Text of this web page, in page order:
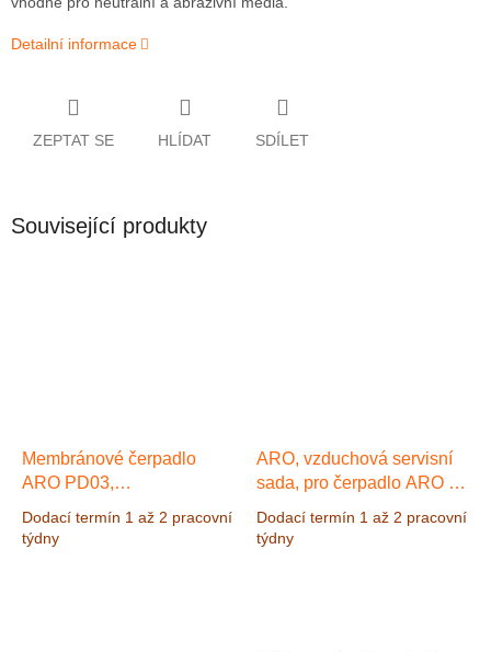
Detailní informace
ZEPTAT SE HLÍDAT SDÍLET
Související produkty
Membránové čerpadlo
ARO PD03,
Polypropylen/Santopren,
Výkon 40 l/min, výtlak 8,3
Dodací termín 1 až 2 pracovní
týdny
ARO, vzduchová servisní
sada, pro čerpadlo ARO 1"
-1 1/2" (PRO)
Dodací termín 1 až 2 pracovní
týdny